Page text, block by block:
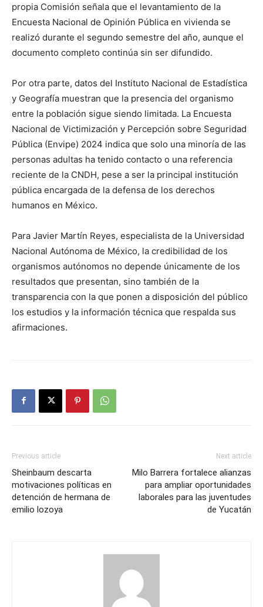
propia Comisión señala que el levantamiento de la
Encuesta Nacional de Opinión Pública en vivienda se
realizó durante el segundo semestre del año, aunque el
documento completo continúa sin ser difundido.
Por otra parte, datos del Instituto Nacional de Estadística
y Geografía muestran que la presencia del organismo
entre la población sigue siendo limitada. La Encuesta
Nacional de Victimización y Percepción sobre Seguridad
Pública (Envipe) 2024 indica que solo una minoría de las
personas adultas ha tenido contacto o una referencia
reciente de la CNDH, pese a ser la principal institución
pública encargada de la defensa de los derechos
humanos en México.
Para Javier Martín Reyes, especialista de la Universidad
Nacional Autónoma de México, la credibilidad de los
organismos autónomos no depende únicamente de los
resultados que presentan, sino también de la
transparencia con la que ponen a disposición del público
los estudios y la información técnica que respalda sus
afirmaciones.
Previous article
Sheinbaum descarta
motivaciones políticas en
detención de hermana de
emilio lozoya
Next article
Milo Barrera fortalece alianzas
para ampliar oportunidades
laborales para las juventudes
de Yucatán